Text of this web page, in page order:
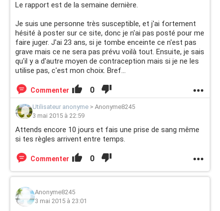
Le rapport est de la semaine dernière.
Je suis une personne très susceptible, et j'ai fortement
hésité à poster sur ce site, donc je n'ai pas posté pour me
faire juger. J'ai 23 ans, si je tombe enceinte ce n'est pas
grave mais ce ne sera pas prévu voilà tout. Ensuite, je sais
qu'il y a d'autre moyen de contraception mais si je ne les
utilise pas, c'est mon choix. Bref...
Commenter 0
Utilisateur anonyme > Anonyme8245
3 mai 2015 à 22:59
Attends encore 10 jours et fais une prise de sang même
si tes règles arrivent entre temps.
Commenter 0
Anonyme8245
3 mai 2015 à 23:01